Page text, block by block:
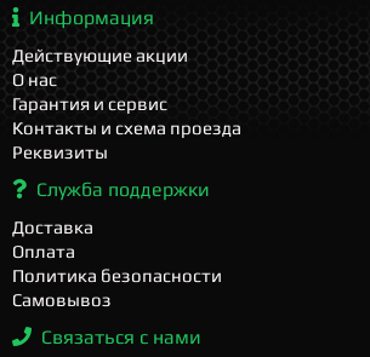
Информация
Действующие акции
О нас
Гарантия и сервис
Контакты и схема проезда
Реквизиты
Служба поддержки
Доставка
Оплата
Политика безопасности
Самовывоз
Связаться с нами